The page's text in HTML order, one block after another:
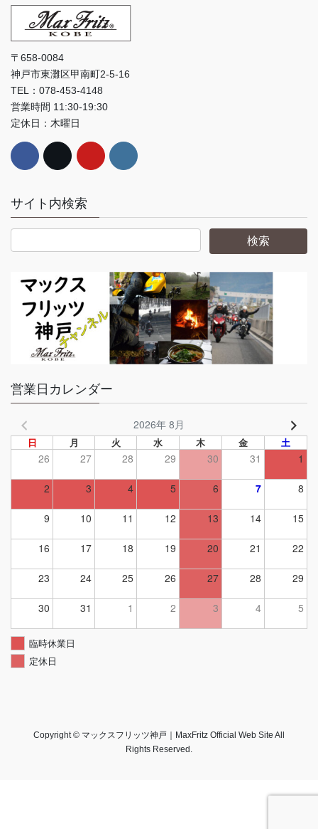
〒658-0084
神戸市東灘区甲南町2-5-16
TEL：078-453-4148
営業時間 11:30-19:30
定休日：木曜日
サイト内検索
営業日カレンダー
2026年 8月
日 月 火 水 木 金 土
26 27 28 29 30 31 1
2 3 4 5 6 7 8
9 10 11 12 13 14 15
16 17 18 19 20 21 22
23 24 25 26 27 28 29
30 31 1 2 3 4 5
臨時休業日
定休日
Copyright © マックスフリッツ神戸｜MaxFritz Official Web Site All
Rights Reserved.